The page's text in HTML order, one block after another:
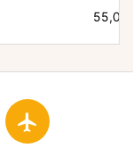
Pris
55,00
flight